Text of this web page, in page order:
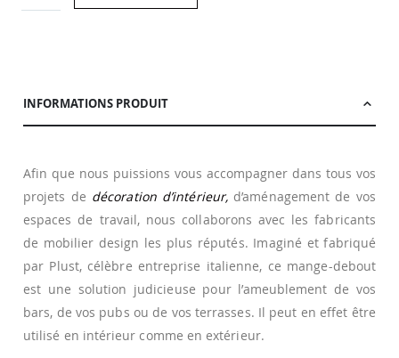
INFORMATIONS PRODUIT
Afin que nous puissions vous accompagner dans tous vos
projets de décoration d’intérieur,d’aménagement de vos
espaces de travail, nous collaborons avec les fabricants
de mobilier design les plus réputés. Imaginé et fabriqué
par Plust, célèbre entreprise italienne, ce mange-debout
est une solution judicieuse pour l’ameublement de vos
bars, de vos pubs ou de vos terrasses. Il peut en effet être
utilisé en intérieur comme en extérieur.